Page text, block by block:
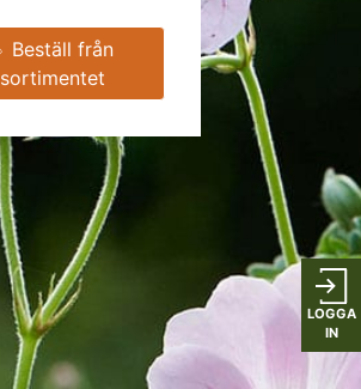
LOGGA
IN
Beställ från
sortimentet